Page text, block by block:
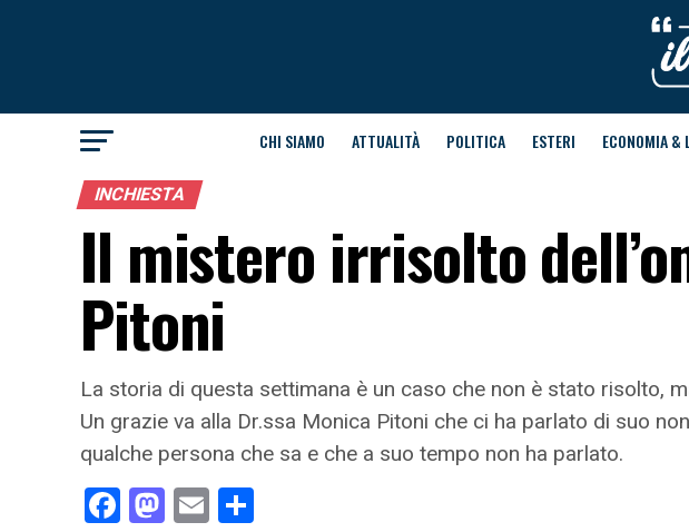
CHI SIAMO ATTUALITÀ POLITICA ESTERI ECONOMIA &
INCHIESTA
Il mistero irrisolto
Pitoni
La storia di questa settimana è un caso che non è stato risolto,
Un grazie va alla Dr.ssa Monica Pitoni che ci ha parlato di suo
qualche persona che sa e che a suo tempo non ha parlato.
Facebook
Mastodon
Email